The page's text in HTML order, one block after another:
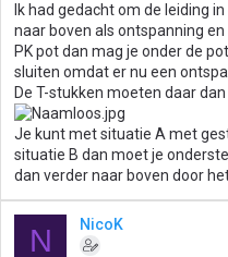
Ik had gedacht om de leiding
naar boven als ontspanning
PK pot dan mag je onder de
sluiten omdat er nu een
De T-stukken moeten daar dan
Je kunt met situatie A met
situatie B dan moet je
dan verder naar boven door
N NicoK